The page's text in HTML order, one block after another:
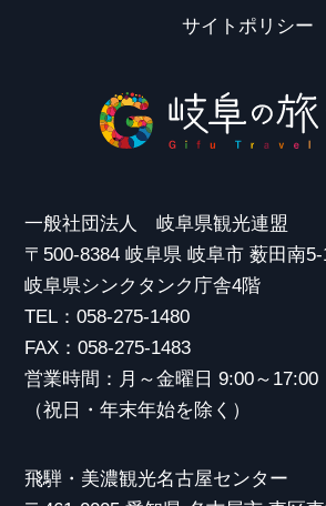
サイトポリシー
一般社団法人 岐阜県観光連盟
〒500-8384 岐阜県 岐阜市 薮田南
岐阜県シンクタンク庁舎4階
TEL：058-275-1480
FAX：058-275-1483
営業時間：月～金曜日 9:00～17:00
（祝日・年末年始を除く）
飛騨・美濃観光名古屋センター